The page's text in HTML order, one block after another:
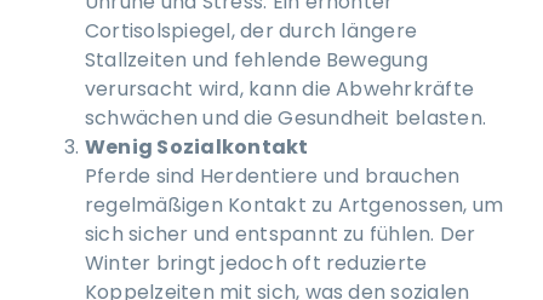
Cortisolspiegel, der durch längere
Stallzeiten und fehlende Bewegung
verursacht wird, kann die Abwehrkräfte
schwächen und die Gesundheit belasten.
Wenig Sozialkontakt
Pferde sind Herdentiere und brauchen
regelmäßigen Kontakt zu Artgenossen, um
sich sicher und entspannt zu fühlen. Der
Winter bringt jedoch oft reduzierte
Koppelzeiten mit sich, was den sozialen